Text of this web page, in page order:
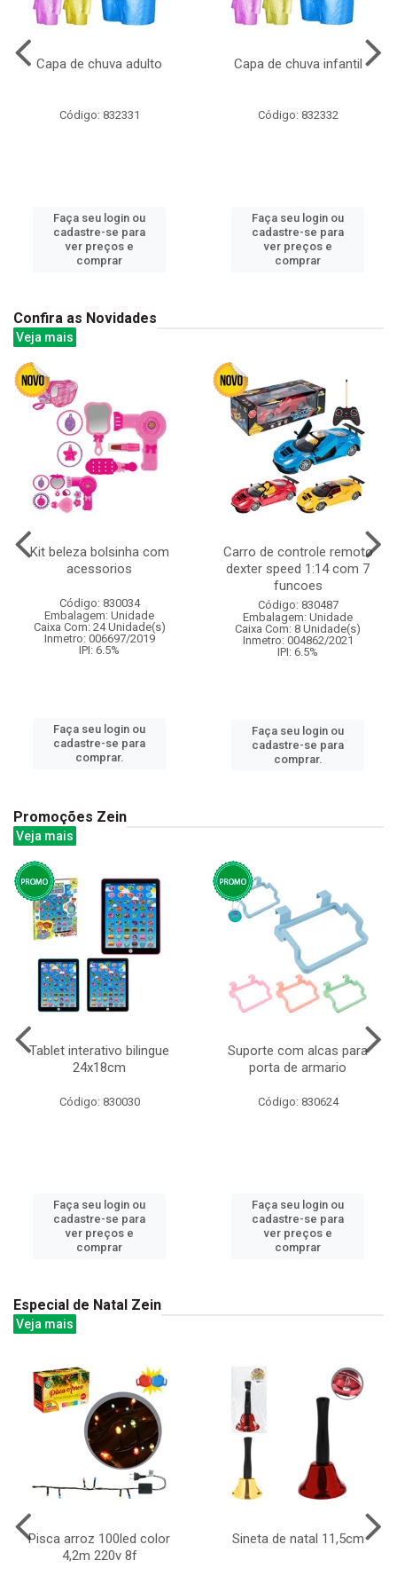
Capa de chuva adulto
Código: 832331
Faça seu login ou
cadastre-se para
ver preços e
comprar
Capa de chuva infantil
Código: 832332
Faça seu login ou
cadastre-se para
ver preços e
comprar
Confira as Novidades
Veja mais
Kit beleza bolsinha com
acessorios
Código: 830034
Embalagem: Unidade
Caixa Com: 24 Unidade(s)
Inmetro: 006697/2019
IPI: 6.5%
Faça seu login ou
cadastre-se para
comprar.
Carro de controle remoto
dexter speed 1:14 com 7
funcoes
Código: 830487
Embalagem: Unidade
Caixa Com: 8 Unidade(s)
Inmetro: 004862/2021
IPI: 6.5%
Faça seu login ou
cadastre-se para
comprar.
Promoções Zein
Veja mais
Tablet interativo bilingue
24x18cm
Código: 830030
Faça seu login ou
cadastre-se para
ver preços e
comprar
Suporte com alcas para
porta de armario
Código: 830624
Faça seu login ou
cadastre-se para
ver preços e
comprar
Especial de Natal Zein
Veja mais
Pisca arroz 100led color
4,2m 220v 8f
Sineta de natal 11,5cm